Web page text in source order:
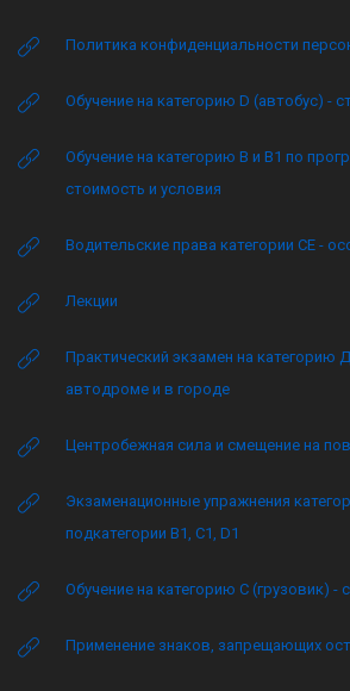
Политика конфиденциальности
Обучение на категорию D (автобус) -
Обучение на категорию B и B1 по
стоимость и условия
Водительские права категории CE -
Лекции
Практический экзамен на категорию
автодроме и в городе
Центробежная сила и смещение на
Экзаменационные упражнения
подкатегории B1, C1, D1
Обучение на категорию C (грузовик) -
Применение знаков, запрещающих